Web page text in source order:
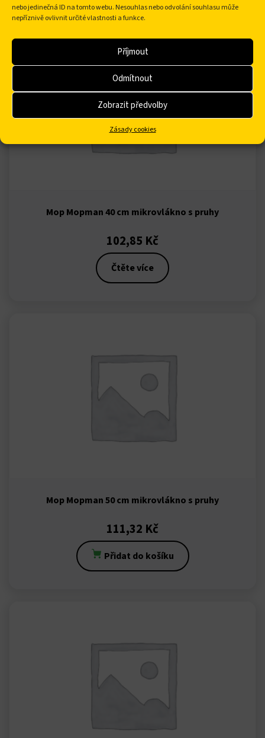
nebo jedinečná ID na tomto webu. Nesouhlas nebo odvolání souhlasu může
nepříznivě ovlivnit určité vlastnosti a funkce.
Příjmout
Odmítnout
Zobrazit předvolby
Zásady cookies
Mop Mopman 40 cm mikrovlákno s pruhy
102,85 Kč
Čtěte více
Mop Mopman 50 cm mikrovlákno s pruhy
111,32 Kč
Přidat do košíku